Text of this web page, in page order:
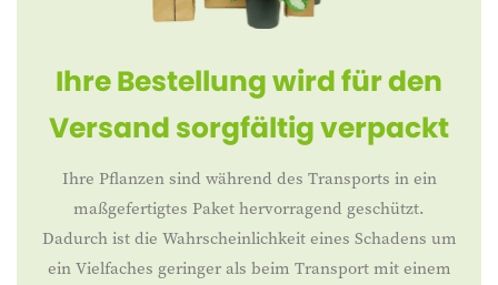
Ihre Bestellung wird für den
Versand sorgfältig verpackt
Ihre Pflanzen sind während des Transports in ein
maßgefertigtes Paket hervorragend geschützt.
Dadurch ist die Wahrscheinlichkeit eines Schadens um
ein Vielfaches geringer als beim Transport mit einem